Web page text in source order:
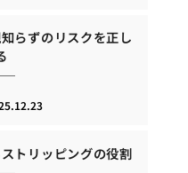
らずのリスクを正し
トリッピングの役割